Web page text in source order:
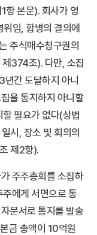
항 본문). 회사가 영
임, 합병의 결의에
주식매수청구권의
제374조). 다만, 소집
간 도달하지 아니
을 통지하지 아니할
필요가 없다(상법
시, 장소 및 회의의
제2항).
주주총회를 소집하
에게 서면으로 통
문서로 통지를 발송
금 총액이 10억원